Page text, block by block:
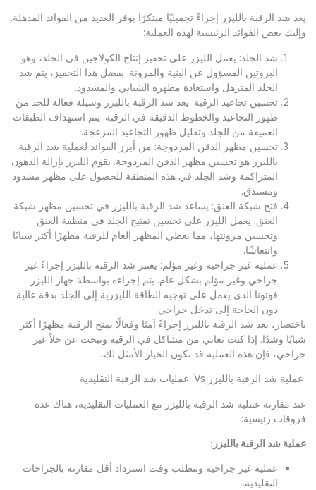
يعد شد الرقبة بالليزر إجراءً تجميليًا مبتكرًا يوفر العديد من الفوائد المذهلة.
وإليك بعض الفوائد الرئيسية لهذه العملية:
شد الجلد: يعمل الليزر على تحفيز إنتاج الكولاجين في الجلد، وهو
البروتين المسؤول عن البنية والمرونة. بفضل هذا التحفيز، يتم شد
الجلد المترهل واستعادة مظهره الشبابي والمشدود.
تحسين تجاعيد الرقبة: يعد شد الرقبة بالليزر وسيلة فعالة للحد من
ظهور التجاعيد والخطوط الدقيقة في الرقبة. يتم استهداف الطبقات
العميقة من الجلد وتقليل ظهور التجاعيد المزعجة.
تحسين مظهر الذقن المزدوجة: من أبرز الفوائد لعملية شد الرقبة
بالليزر هو تحسين مظهر الذقن المزدوجة. يقوم الليزر بإزالة الدهون
المتراكمة وشد الجلد في هذه المنطقة للحصول على مظهر مشدود
ومستدق.
فتح شبكة العنق: يساعد شد الرقبة بالليزر في تحسين مظهر شبكة
العنق. يعمل الليزر على تحسين تفتيح الجلد في منطقة العنق
وتحسين مرونتها، مما يعطي المظهر العام للرقبة مظهرًا أكثر شبابًا
وانتعاشًا.
عملية غير جراحية وغير مؤلم: يعتبر شد الرقبة بالليزر إجراءً غير
جراحي وغير مؤلم بشكل عام. يتم إجراءه بواسطة جهاز الليزر
فوتونا الذي يعمل على توجيه الطاقة الليزرية إلى الجلد بدقة عالية
دون الحاجة إلى تدخل جراحي.
باختصار، يعد شد الرقبة بالليزر إجراءً آمنًا وفعالًا يمنح الرقبة مظهرًا أكثر
شبابًا وشدًا. إذا كنت تعاني من مشاكل في الرقبة وتبحث عن حلاً غير
جراحي، فإن هذه العملية قد تكون الخيار الأمثل لك.
عملية شد الرقبة بالليزر Vs. عمليات شد الرقبة التقليدية
عند مقارنة عملية شد الرقبة بالليزر مع العمليات التقليدية، هناك عدة
فروقات رئيسية:
عملية شد الرقبة بالليزر :
عملية غير جراحية وتتطلب وقت استرداد أقل مقارنة بالجراحات
التقليدية.